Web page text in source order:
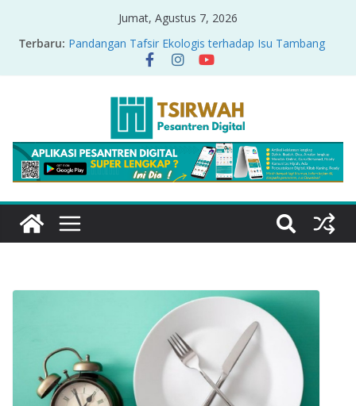
Jumat, Agustus 7, 2026
Terbaru: Pandangan Tafsir Ekologis terhadap Isu Tambang
Nikel di Raja Ampat
PRODUK RELASI KUASA-IDIOLOGI PADA TAFSIR
Sirah Nabawiyah
Oversharing dan Privasi dalam Al-Qur’an: “Ketika
Ayat Bicara Soal Curhat di Sosmed”
Menyikapi Fatherless, Kisah Lukman Menjadi
Cerminan